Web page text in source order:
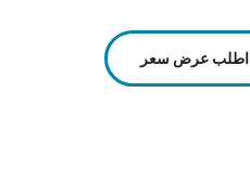
اطلب عرض سعر